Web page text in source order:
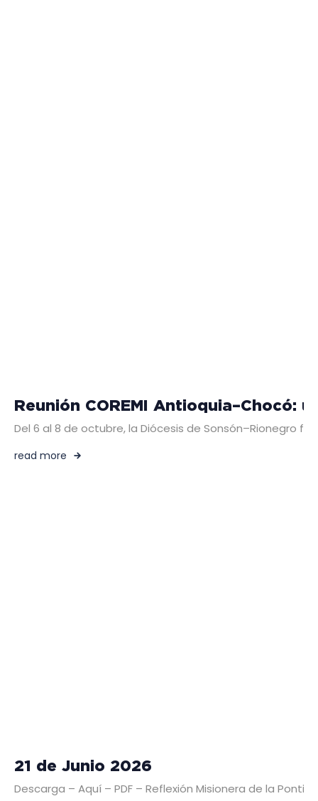
Reunión COREMI Antioquia–Chocó:
Del 6 al 8 de octubre, la Diócesis de Sonsón–Rionegro
read more
21 de Junio 2026
Descarga – Aquí – PDF – Reflexión Misionera de la